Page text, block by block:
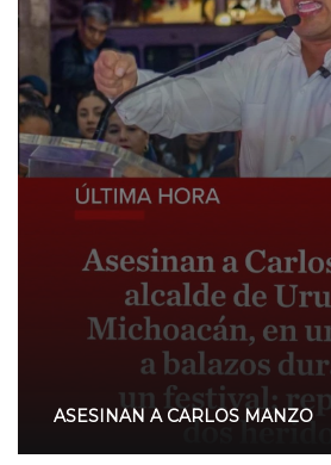
ASESINAN A CARLOS MANZO